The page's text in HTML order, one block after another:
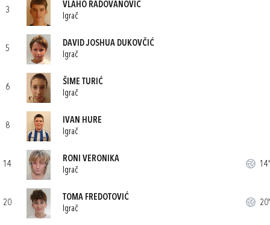
3
VLAHO RADOVANOVIĆ
Igrač
5
DAVID JOSHUA DUKOVČIĆ
Igrač
6
ŠIME TURIĆ
Igrač
8
IVAN HURE
Igrač
14
RONI VERONIKA
Igrač
14'
20
TOMA FREDOTOVIĆ
Igrač
20'